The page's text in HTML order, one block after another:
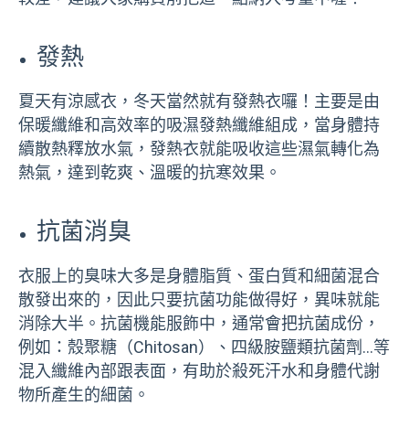
發熱
夏天有涼感衣，冬天當然就有發熱衣囉！主要是由
保暖纖維和高效率的吸濕發熱纖維組成，當身體持
續散熱釋放水氣，發熱衣就能吸收這些濕氣轉化為
熱氣，達到乾爽、溫暖的抗寒效果。
抗菌消臭
衣服上的臭味大多是身體脂質、蛋白質和細菌混合
散發出來的，因此只要抗菌功能做得好，異味就能
消除大半。抗菌機能服飾中，通常會把抗菌成份，
例如：殼聚糖（Chitosan）、四級胺鹽類抗菌劑…等
混入纖維內部跟表面，有助於殺死汗水和身體代謝
物所產生的細菌。